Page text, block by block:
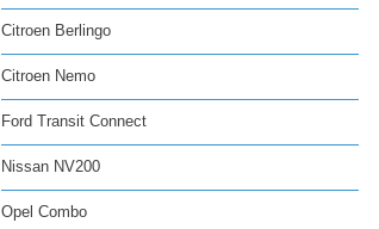
Citroen Berlingo
Citroen Nemo
Ford Transit Connect
Nissan NV200
Opel Combo